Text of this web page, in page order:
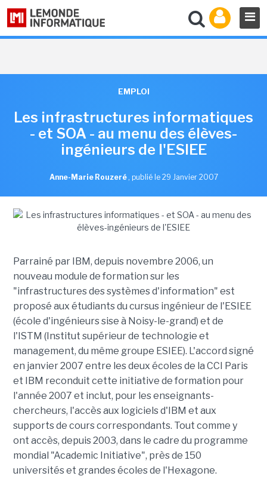
EMPLOI
Les infrastructures informatiques
- et SOA - au menu des élèves-
ingénieurs de l'ESIEE
Anne-Marie Rouzeré , publié le 29 Janvier 2007
Parrainé par IBM, depuis novembre 2006, un
nouveau module de formation sur les
"infrastructures des systèmes d'information" est
proposé aux étudiants du cursus ingénieur de l'ESIEE
(école d'ingénieurs sise à Noisy-le-grand) et de
l'ISTM (Institut supérieur de technologie et
management, du même groupe ESIEE). L'accord signé
en janvier 2007 entre les deux écoles de la CCI Paris
et IBM reconduit cette initiative de formation pour
l'année 2007 et inclut, pour les enseignants-
chercheurs, l'accès aux logiciels d'IBM et aux
supports de cours correspondants. Tout comme y
ont accès, depuis 2003, dans le cadre du programme
mondial "Academic Initiative", près de 150
universités et grandes écoles de l'Hexagone.